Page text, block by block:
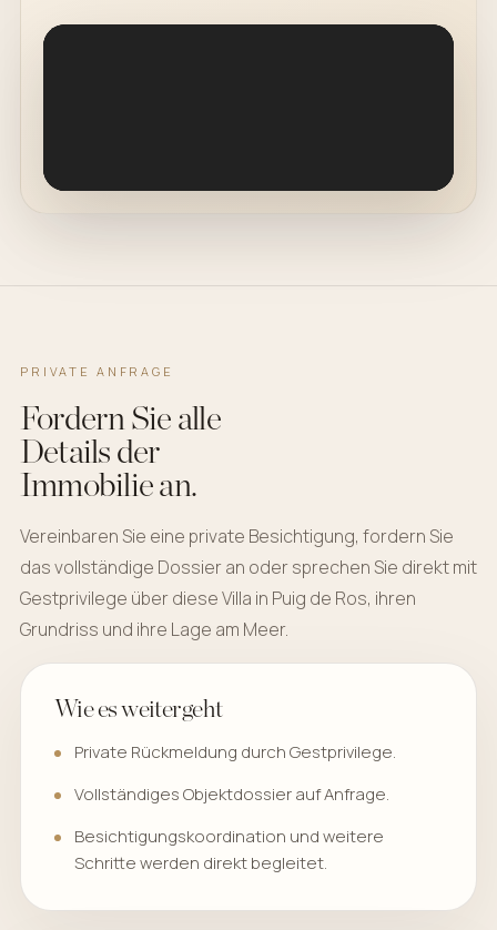
PRIVATE ANFRAGE
Fordern Sie alle
Details der
Immobilie an.
Vereinbaren Sie eine private Besichtigung, fordern Sie
das vollständige Dossier an oder sprechen Sie direkt mit
Gestprivilege über diese Villa in Puig de Ros, ihren
Grundriss und ihre Lage am Meer.
Wie es weitergeht
Private Rückmeldung durch Gestprivilege.
Vollständiges Objektdossier auf Anfrage.
Besichtigungskoordination und weitere
Schritte werden direkt begleitet.